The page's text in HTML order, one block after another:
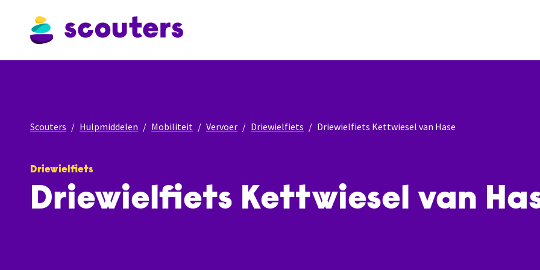
Scouters Hulpmiddelen Mobiliteit Vervoer Driewielfiets Driewielfiets Kettwiesel van Hase
Driewielfiets
Driewielfiets Kettwiesel van